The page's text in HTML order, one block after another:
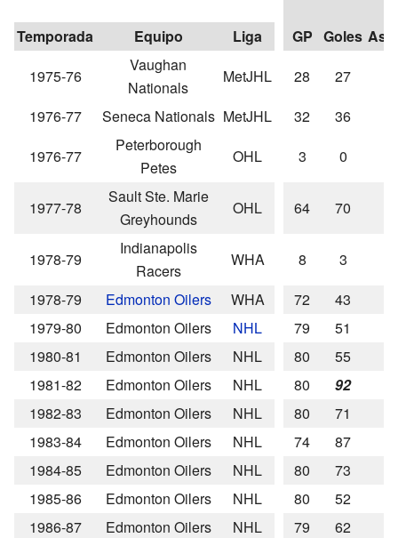
Temporada Equipo Liga GP Goles
1975-76
Vaughan
Nationals
MetJHL 28
27
1976-77
Seneca Nationals MetJHL 32
36
1976-77
Peterborough
Petes
OHL 3 0
1977-78
Sault Ste. Marie
Greyhounds
OHL 64 70
1978-79
Indianapolis
Racers
WHA 8
3
1978-79
Edmonton Oilers WHA 72
43
1979-80
Edmonton Oilers NHL 79
51
1980-81
Edmonton Oilers NHL 80 55
1981-82
Edmonton Oilers NHL 80 92
1982-83
Edmonton Oilers NHL 80 71
1983-84
Edmonton Oilers NHL 74 87
1984-85
Edmonton Oilers NHL 80 73
1985-86
Edmonton Oilers NHL 80 52
1986-87
Edmonton Oilers NHL 79 62